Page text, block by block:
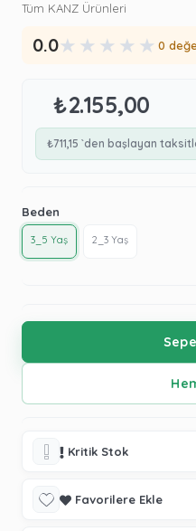
Tüm KANZ Ürünleri
0.0★ ★ ★ ★ ★ 0
₺2.155,00
₺711,15 `den başlayan
Beden
3_5 Yaş 2_3 Yaş
Kritik Stok
Favorilere Ekle